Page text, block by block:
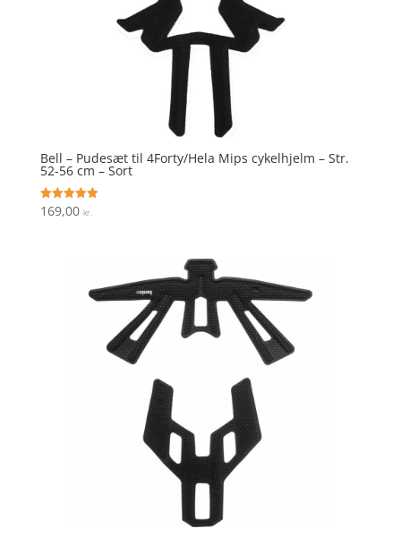
Bell – Pudesæt til 4Forty/Hela Mips cykelhjelm – Str.
52-56 cm – Sort
Vurderet
5
169,00 kr.